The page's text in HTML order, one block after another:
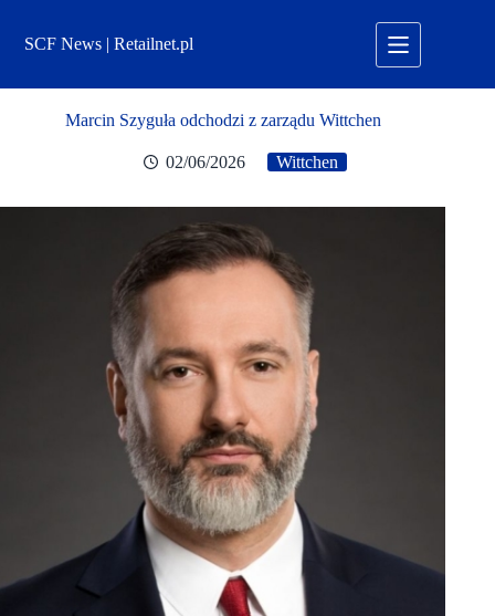
treściSCF News | Retailnet.pl
Marcin Szyguła odchodzi z zarządu Wittchen
02/06/2026 Wittchen